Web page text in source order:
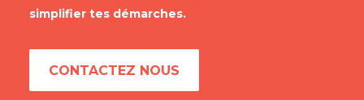
simplifier tes démarches.
CONTACTEZ NOUS